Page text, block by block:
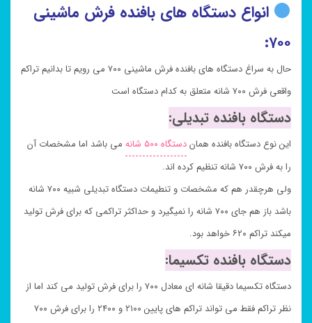
انواع دستگاه های بافنده فرش ماشینی
۷۰۰:
حال به سراغ دستگاه های بافنده فرش ماشینی ۷۰۰ می رویم تا بدانیم تراکم
واقعی فرش ۷۰۰ شانه متعلق به کدام دستگاه است
دستگاه بافنده تبدیلی:
این نوع دستگاه بافنده هماندستگاه ۵۰۰ شانه
می باشد اما مشخصات آن
را به فرش ۷۰۰ شانه تنظیم کرده اند.
ولی هرچقدر هم که مشخصات و تنطیمات دستگاه تبدیلی شبیه ۷۰۰ شانه
باشد باز هم جای ۷۰۰ شانه را نمیگیرد و حداکثر تراکمی که برای فرش تولید
میکند تراکم ۶۲۰ خواهد بود.
دستگاه بافنده تکسیما:
دستگاه تکسیما دقیقا شانه ای معادل ۷۰۰ را برای فرش تولید می کند اما از
نظر تراکم فقط می تواند تراکم های پایین ۲۱۰۰ و ۲۴۰۰ را برای فرش ۷۰۰